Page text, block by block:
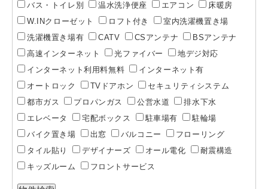
バス・トイレ別
温水洗浄便座 エアコン
床暖房
W.INクローゼット
ロフト付き
室内洗濯機置き場
洗濯機置き場有
CATV CSアンテナ
BSアンテナ
高速インターネット
光ファイバー
地デジ対応
インターネット利用料無料
インターネット有
オートロック
TVドアホン
セキュリティシステム
都市ガス
プロパンガス 公営水道
排水下水
エレベータ
宅配ボックス 駐車場有
駐輪場
バイク置き場
出窓 バルコニー
フローリング
タイル貼り
デザイナーズ オール電化
耐震構造
キッズルーム
フロントサービス